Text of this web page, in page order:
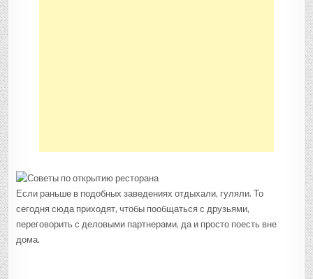
Если раньше в подобных заведениях отдыхали, гуляли. То
сегодня сюда приходят, чтобы пообщаться с друзьями,
переговорить с деловыми партнерами, да и просто поесть вне
дома.